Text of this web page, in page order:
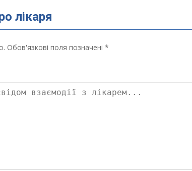
лікаря
Обов'язкові поля позначені *